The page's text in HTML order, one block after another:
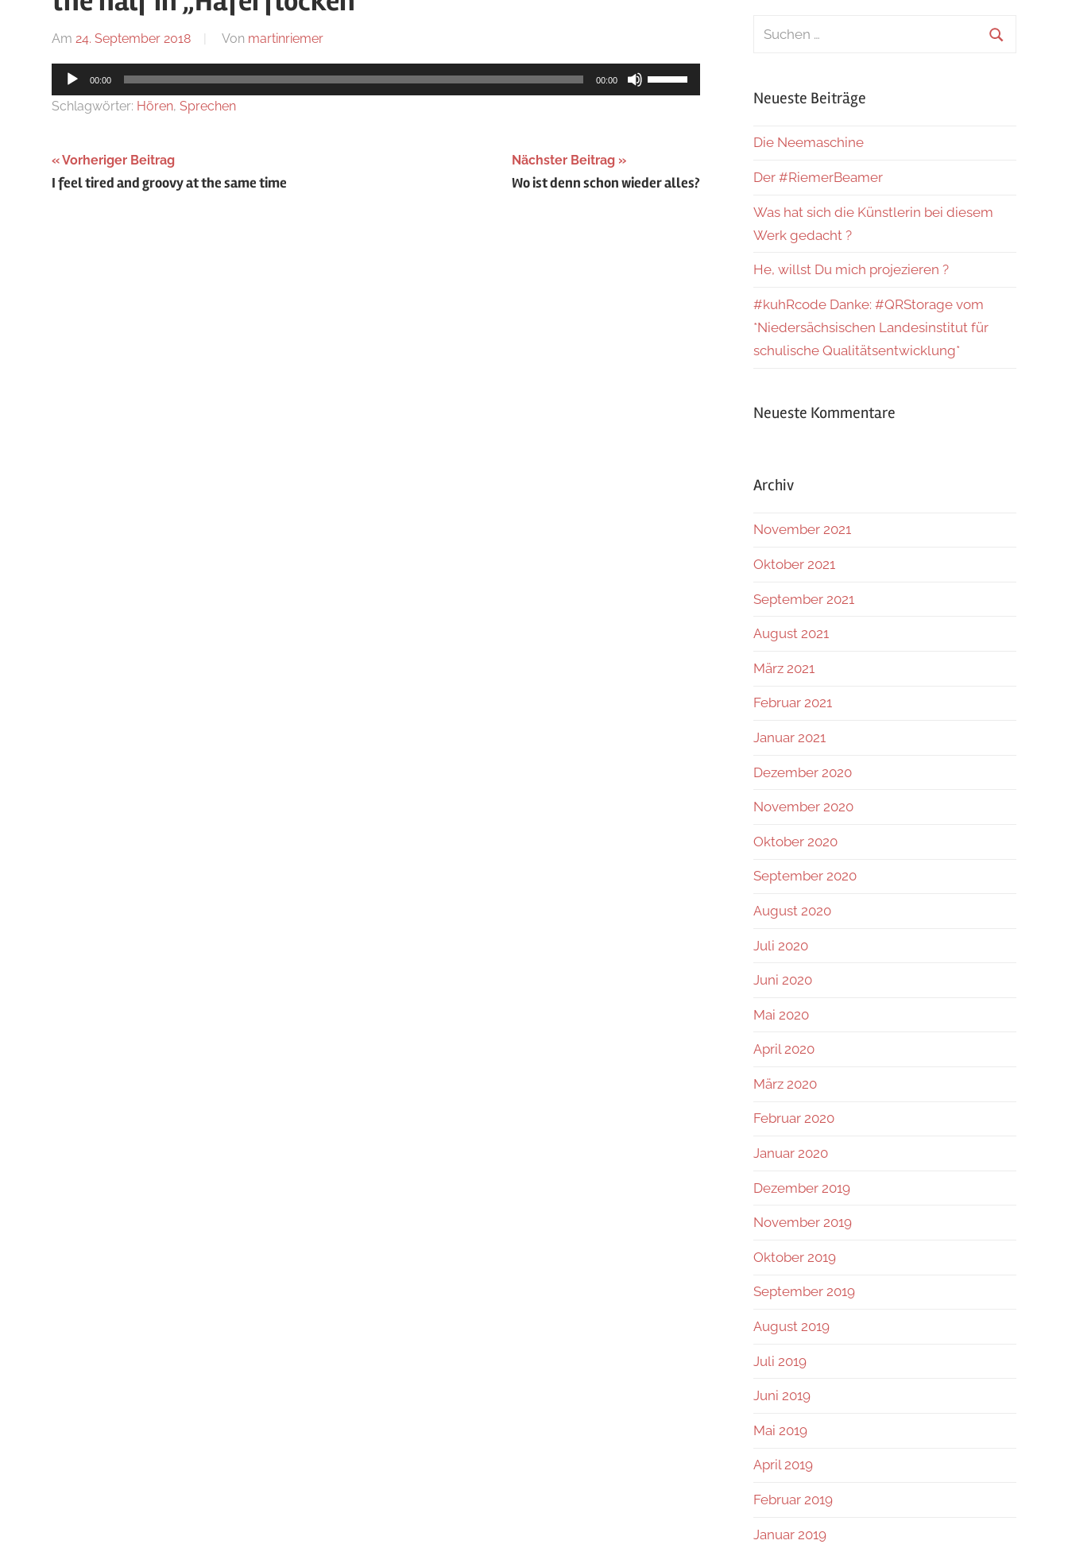
Blog
Am 24. September 2018 Von martinriemerIn
Uncategorized
Audio-
Player
00:00 00:00
Pfeiltasten
Hoch/Runter
Lautstärke
Schlagwörter: Hören, Sprechen
Beitragsnavigation
Vorheriger Beitrag
I feel tired and groovy at the same time
Nächster Beitrag
Wo ist denn schon wieder alles?
Suchen
Neueste Beiträge
Die Neemaschine
Der #RiemerBeamer
Was hat sich die Künstlerin bei diesem
Werk gedacht ?
He, willst Du mich projezieren ?
#kuhRcode Danke: #QRStorage vom
*Niedersächsischen Landesinstitut für
schulische Qualitätsentwicklung*
Neueste Kommentare
Archiv
November 2021
Oktober 2021
September 2021
August 2021
März 2021
Februar 2021
Januar 2021
Dezember 2020
November 2020
Oktober 2020
September 2020
August 2020
Juli 2020
Juni 2020
Mai 2020
April 2020
März 2020
Februar 2020
Januar 2020
Dezember 2019
November 2019
Oktober 2019
September 2019
August 2019
Juli 2019
Juni 2019
Mai 2019
April 2019
Februar 2019
Januar 2019